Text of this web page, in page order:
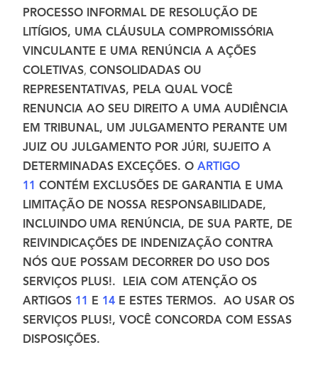
PROCESSO INFORMAL DE RESOLUÇÃO DE
LITÍGIOS, UMA CLÁUSULA COMPROMISSÓRIA
VINCULANTE E UMA RENÚNCIA A AÇÕES
COLETIVAS, CONSOLIDADAS OU
REPRESENTATIVAS, PELA QUAL VOCÊ
RENUNCIA AO SEU DIREITO A UMA AUDIÊNCIA
EM TRIBUNAL, UM JULGAMENTO PERANTE UM
JUIZ OU JULGAMENTO POR JÚRI, SUJEITO A
DETERMINADAS EXCEÇÕES. O ARTIGO
11 CONTÉM EXCLUSÕES DE GARANTIA E UMA
LIMITAÇÃO DE NOSSA RESPONSABILIDADE,
INCLUINDO UMA RENÚNCIA, DE SUA PARTE, DE
REIVINDICAÇÕES DE INDENIZAÇÃO CONTRA
NÓS QUE POSSAM DECORRER DO USO DOS
SERVIÇOS PLUS!. LEIA COM ATENÇÃO OS
ARTIGOS 11 E 14 E ESTES TERMOS. AO USAR OS
SERVIÇOS PLUS!, VOCÊ CONCORDA COM ESSAS
DISPOSIÇÕES.